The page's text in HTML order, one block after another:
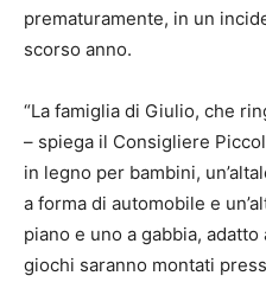
prematuramente, in un
scorso anno.
“La famiglia di Giulio, che
– spiega il Consigliere
in legno per bambini,
a forma di automobile e
piano e uno a gabbia,
giochi saranno montati